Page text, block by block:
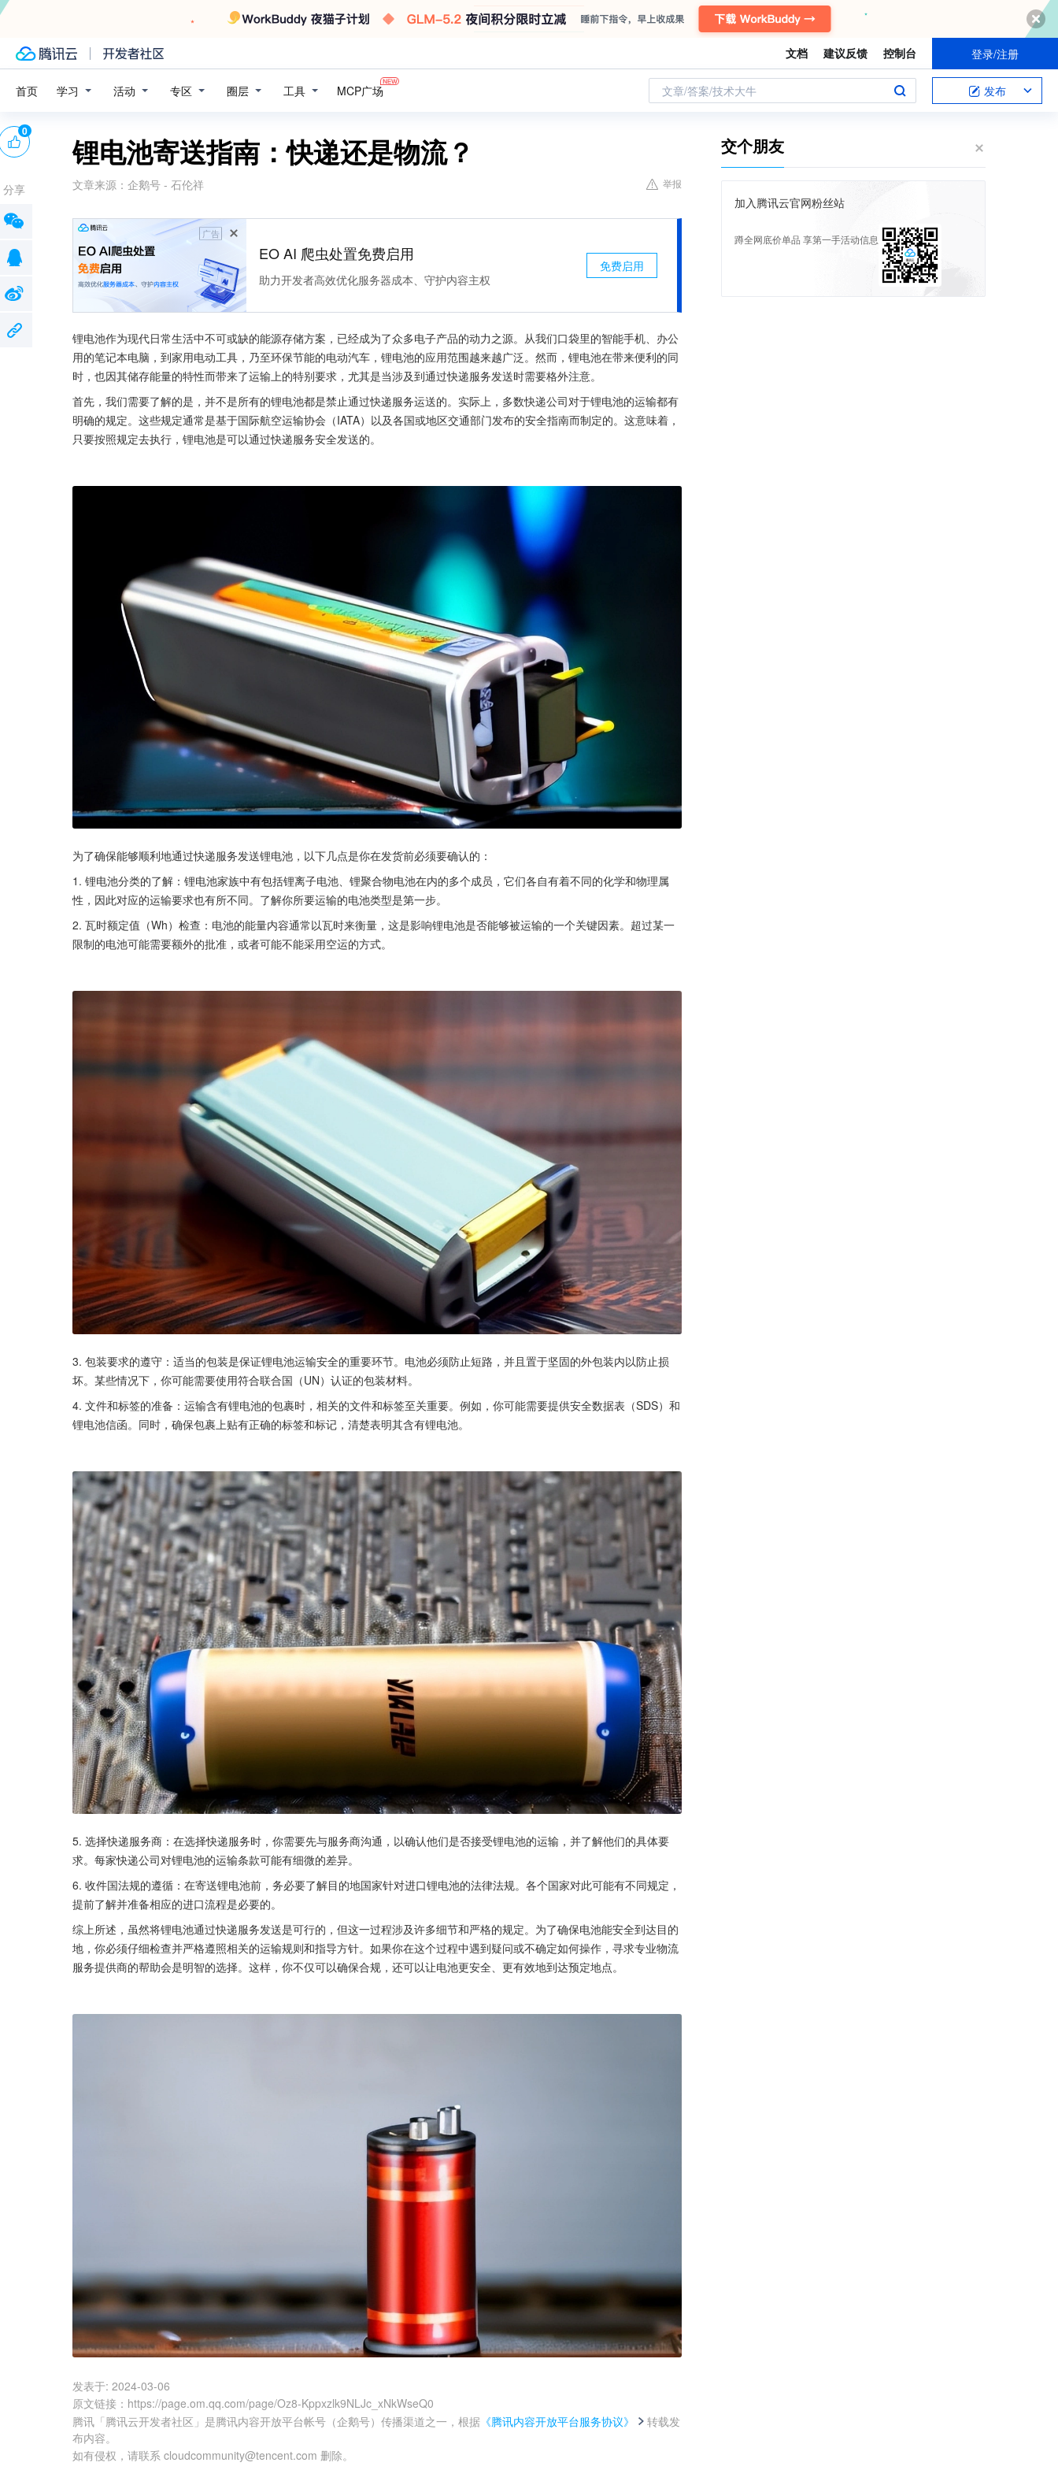
文档 建议反馈 控制台 登录/注册
首页 学习 活动 专区 圈层 工具 MCP广场 文章/答案/技术大牛 发布
锂电池寄送指南：快递还是物流？
文章来源： 企鹅号 - 石伦祥 举报
广告
EO AI 爬虫处置免费启用
助力开发者高效优化服务器成本、守护内容主权
免费启用
锂电池作为现代日常生活中不可或缺的能源存储方案，已经成为了众多电子产品的动力之源。从我们口袋里的智能手机、办公
用的笔记本电脑，到家用电动工具，乃至环保节能的电动汽车，锂电池的应用范围越来越广泛。然而，锂电池在带来便利的同
时，也因其储存能量的特性而带来了运输上的特别要求，尤其是当涉及到通过快递服务发送时需要格外注意。
首先，我们需要了解的是，并不是所有的锂电池都是禁止通过快递服务运送的。实际上，多数快递公司对于锂电池的运输都有
明确的规定。这些规定通常是基于国际航空运输协会（IATA）以及各国或地区交通部门发布的安全指南而制定的。这意味着，
只要按照规定去执行，锂电池是可以通过快递服务安全发送的。
为了确保能够顺利地通过快递服务发送锂电池，以下几点是你在发货前必须要确认的：
1. 锂电池分类的了解：锂电池家族中有包括锂离子电池、锂聚合物电池在内的多个成员，它们各自有着不同的化学和物理属
性，因此对应的运输要求也有所不同。了解你所要运输的电池类型是第一步。
2. 瓦时额定值（Wh）检查：电池的能量内容通常以瓦时来衡量，这是影响锂电池是否能够被运输的一个关键因素。超过某一
限制的电池可能需要额外的批准，或者可能不能采用空运的方式。
3. 包装要求的遵守：适当的包装是保证锂电池运输安全的重要环节。电池必须防止短路，并且置于坚固的外包装内以防止损
坏。某些情况下，你可能需要使用符合联合国（UN）认证的包装材料。
4. 文件和标签的准备：运输含有锂电池的包裹时，相关的文件和标签至关重要。例如，你可能需要提供安全数据表（SDS）和
锂电池信函。同时，确保包裹上贴有正确的标签和标记，清楚表明其含有锂电池。
5. 选择快递服务商：在选择快递服务时，你需要先与服务商沟通，以确认他们是否接受锂电池的运输，并了解他们的具体要
求。每家快递公司对锂电池的运输条款可能有细微的差异。
6. 收件国法规的遵循：在寄送锂电池前，务必要了解目的地国家针对进口锂电池的法律法规。各个国家对此可能有不同规定，
提前了解并准备相应的进口流程是必要的。
综上所述，虽然将锂电池通过快递服务发送是可行的，但这一过程涉及许多细节和严格的规定。为了确保电池能安全到达目的
地，你必须仔细检查并严格遵照相关的运输规则和指导方针。如果你在这个过程中遇到疑问或不确定如何操作，寻求专业物流
服务提供商的帮助会是明智的选择。这样，你不仅可以确保合规，还可以让电池更安全、更有效地到达预定地点。
发表于: 2024-03-06
原文链接 ： https://page.om.qq.com/page/Oz8-Kppxzlk9NLJc_xNkWseQ0
腾讯「腾讯云开发者社区」是腾讯内容开放平台帐号（企鹅号）传播渠道之一，根据 《腾讯内容开放平台服务协议》
转载发
布内容。
如有侵权，请联系 cloudcommunity@tencent.com 删除。
0
分享
交个朋友
加入腾讯云官网粉丝站
蹲全网底价单品 享第一手活动信息